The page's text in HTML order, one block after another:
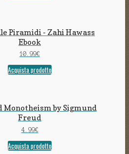
Piramidi - Zahi Hawass
Ebook
10.99€
Acquista prodotto
Monotheism by Sigmund
Freud
4.99€
Acquista prodotto